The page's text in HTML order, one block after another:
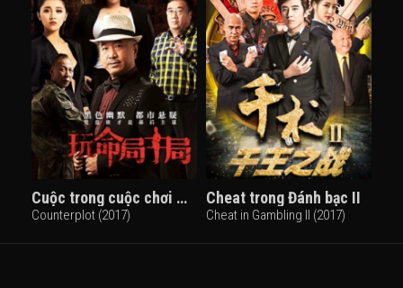
Cuộc trong cuộc chơi mất mạng
Counterplot (2017)
Cheat trong Đánh bạc II
Cheat in Gambling II (2017)